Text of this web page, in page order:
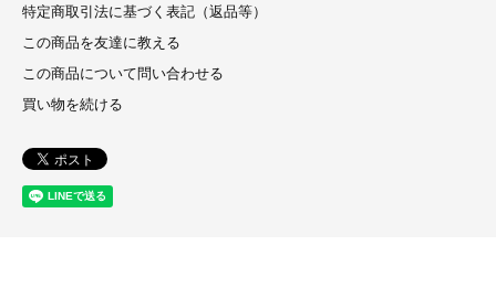
特定商取引法に基づく表記（返品等）
この商品を友達に教える
この商品について問い合わせる
買い物を続ける